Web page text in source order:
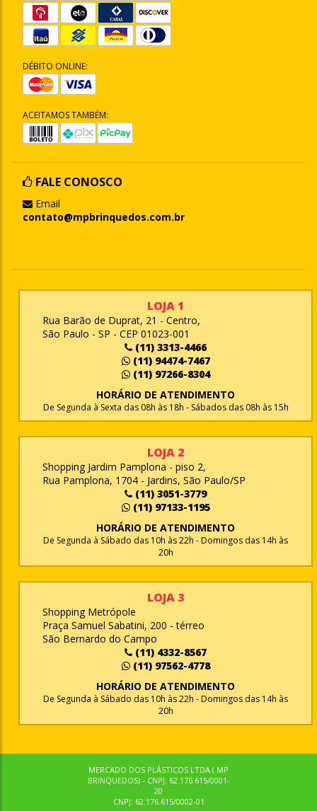
DÉBITO ONLINE:
ACEITAMOS TAMBÉM:
FALE CONOSCO
Email
contato@mpbrinquedos.com.br
LOJA 1
Rua Barão de Duprat, 21 - Centro,
São Paulo - SP - CEP 01023-001
(11) 3313-4466
(11) 94474-7467
(11) 97266-8304
HORÁRIO DE ATENDIMENTO
De Segunda à Sexta das 08h às 18h - Sábados das 08h às 15h
LOJA 2
Shopping Jardim Pamplona - piso 2,
Rua Pamplona, 1704 - Jardins, São Paulo/SP
(11) 3051-3779
(11) 97133-1195
HORÁRIO DE ATENDIMENTO
De Segunda à Sábado das 10h às 22h - Domingos das 14h às
20h
LOJA 3
Shopping Metrópole
Praça Samuel Sabatini, 200 - térreo
São Bernardo do Campo
(11) 4332-8567
(11) 97562-4778
HORÁRIO DE ATENDIMENTO
De Segunda à Sábado das 10h às 22h - Domingos das 14h às
20h
MERCADO DOS PLÁSTICOS LTDA ( MP
BRINQUEDOS) - CNPJ: 62.176.615/0001-
20
CNPJ: 62.176.615/0002-01